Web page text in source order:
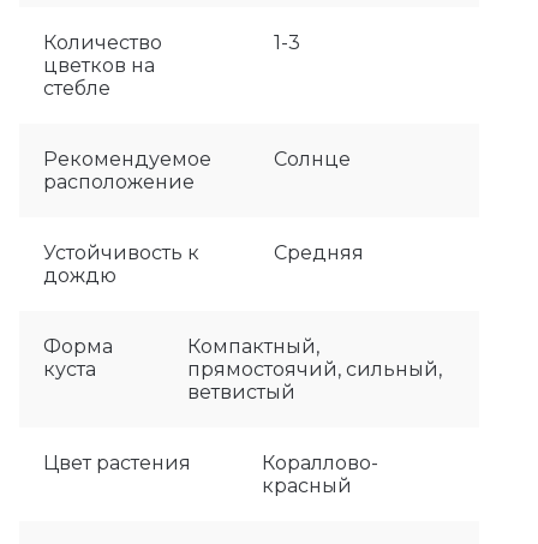
Количество
цветков на
стебле
1-3
Рекомендуемое
расположение
Солнце
Устойчивость к
дождю
Средняя
Форма
куста
Компактный,
прямостоячий, сильный,
ветвистый
Цвет растения
Кораллово-
красный